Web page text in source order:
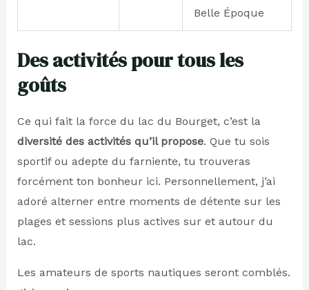
Belle Époque
Des activités pour tous les
goûts
Ce qui fait la force du lac du Bourget, c’est la
diversité des activités qu’il propose. Que tu sois
sportif ou adepte du farniente, tu trouveras
forcément ton bonheur ici. Personnellement, j’ai
adoré alterner entre moments de détente sur les
plages et sessions plus actives sur et autour du
lac.
Les amateurs de sports nautiques seront comblés.